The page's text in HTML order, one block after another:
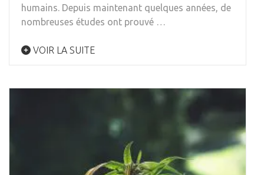
humains. Depuis maintenant quelques années, de
nombreuses études ont prouvé …
VOIR LA SUITE